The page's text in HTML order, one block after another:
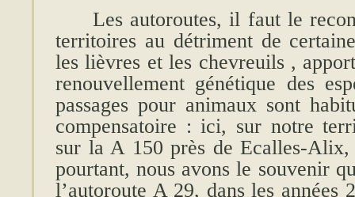
Les autoroutes, il faut le
territoires au détriment de
les lièvres et les chevreuils ,
renouvellement génétique des
passages pour animaux sont
compensatoire : ici, sur notre
sur la A 150 près de Ecalles-
pourtant, nous avons le souvenir
l’autoroute A 29, dans les années